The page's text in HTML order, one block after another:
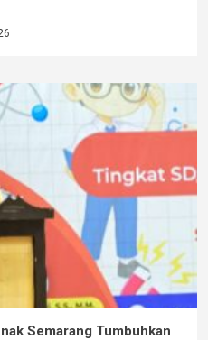
Semarang Tumbuhkan